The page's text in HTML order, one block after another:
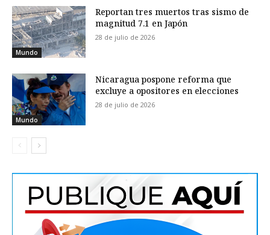
Mundo
Reportan tres muertos tras sismo de
magnitud 7.1 en Japón
28 de julio de 2026
Mundo
Nicaragua pospone reforma que
excluye a opositores en elecciones
28 de julio de 2026